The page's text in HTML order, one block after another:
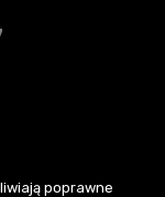
poprawne